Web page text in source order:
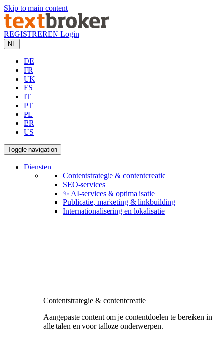
Skip to main content
REGISTREREN Login
NL
DE
FR
UK
ES
IT
PT
PL
BR
US
Toggle navigation
Diensten
Contentstrategie & contentcreatie
SEO-services
✨ AI-services & optimalisatie
Publicatie, marketing & linkbuilding
Internationalisering en lokalisatie
Contentstrategie & contentcreatie
Aangepaste content om je contentdoelen te bereiken in
alle talen en voor talloze onderwerpen.